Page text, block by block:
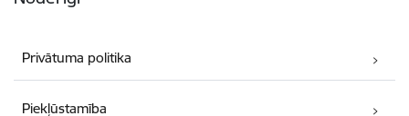
Privātuma politika
Piekļūstamība